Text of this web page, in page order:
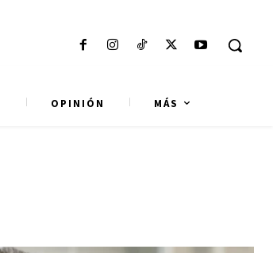
OPINIÓN MÁS